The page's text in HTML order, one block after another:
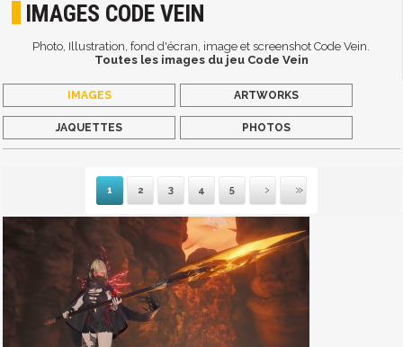
IMAGES CODE VEIN
Photo, Illustration, fond d'écran, image et screenshot Code Vein.
Toutes les images du jeu Code Vein
IMAGES ARTWORKS
JAQUETTES PHOTOS
1 2 3 4 5
Suivante
Dernière